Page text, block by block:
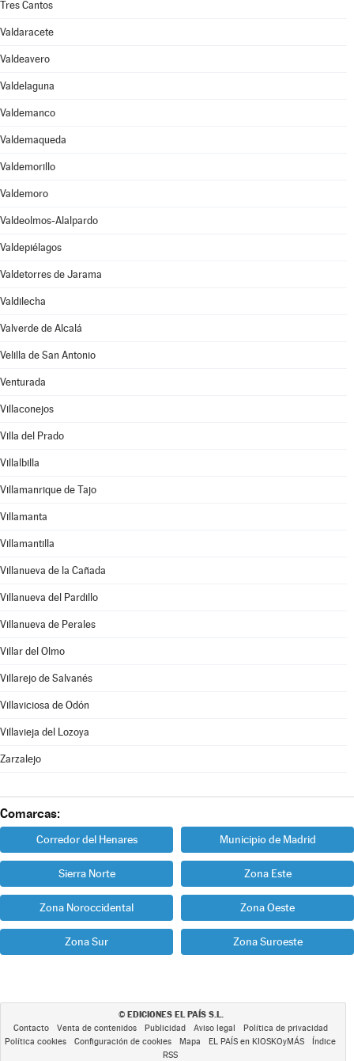
Tres Cantos
Valdaracete
Valdeavero
Valdelaguna
Valdemanco
Valdemaqueda
Valdemorillo
Valdemoro
Valdeolmos-Alalpardo
Valdepiélagos
Valdetorres de Jarama
Valdilecha
Valverde de Alcalá
Velilla de San Antonio
Venturada
Villaconejos
Villa del Prado
Villalbilla
Villamanrique de Tajo
Villamanta
Villamantilla
Villanueva de la Cañada
Villanueva del Pardillo
Villanueva de Perales
Villar del Olmo
Villarejo de Salvanés
Villaviciosa de Odón
Villavieja del Lozoya
Zarzalejo
Comarcas:
Corredor del Henares Municipio de Madrid
Sierra Norte Zona Este
Zona Noroccidental Zona Oeste
Zona Sur Zona Suroeste
© EDICIONES EL PAÍS S.L.
Contacto Venta de contenidos Publicidad Aviso legal
Política de privacidad
Política cookies
Configuración de cookies Mapa EL PAÍS en KIOSKOyMÁS
Índice
RSS